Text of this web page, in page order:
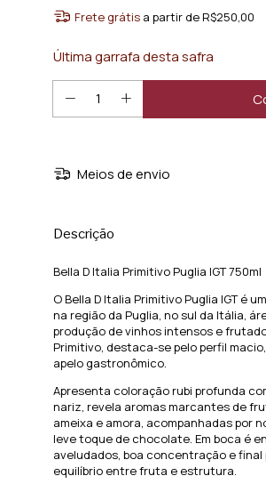
Frete grátis a partir deR$250,00
Última garrafa desta safra
Meios de envio
Descrição
Bella D Italia Primitivo Puglia IGT 750ml
O Bella D Italia Primitivo Puglia IGT é
na região da Puglia, no sul da Itália,
produção de vinhos intensos e
Primitivo, destaca-se pelo perfil
apelo gastronômico.
Apresenta coloração rubi profunda
nariz, revela aromas marcantes de
ameixa e amora, acompanhadas por
leve toque de chocolate. Em boca é
aveludados, boa concentração e
equilíbrio entre fruta e estrutura.